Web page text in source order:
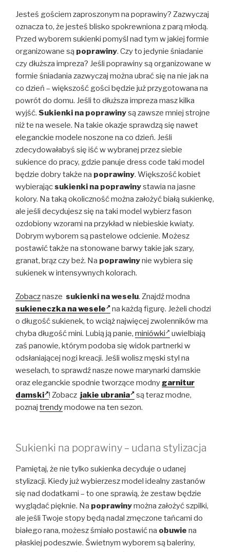
Jesteś gościem zaproszonym na poprawiny? Zazwyczaj
oznacza to, że jesteś blisko spokrewniona z parą młodą.
Przed wyborem sukienki pomyśl nad tym w jakiej formie
organizowane są poprawiny. Czy to jedynie śniadanie
czy dłuższa impreza? Jeśli poprawiny są organizowane w
formie śniadania zazwyczaj można ubrać się na nie jak na
co dzień – większość gości będzie już przygotowana na
powrót do domu. Jeśli to dłuższa impreza masz kilka
wyjść. Sukienki na poprawinysą zawsze mniej strojne
niż te na wesele. Na takie okazje sprawdzą się nawet
eleganckie modele noszone na co dzień. Jeśli
zdecydowałabyś się iść w wybranej przez siebie
sukience do pracy, gdzie panuje dress code taki model
będzie dobry także na poprawiny. Większość kobiet
wybierającsukienki na poprawinystawia na jasne
kolory. Na taką okoliczność można założyć białą sukienkę,
ale jeśli decydujesz się na taki model wybierz fason
ozdobiony wzorami na przykład w niebieskie kwiaty.
Dobrym wyborem są pastelowe odcienie. Możesz
postawić także na stonowane barwy takie jak szary,
granat, brąz czy beż. Na poprawinynie wybiera się
sukienek w intensywnych kolorach.
Zobacznasze sukienki na weselu. Znajdź modna
sukieneczka na wesele
na każdą figurę. Jeżeli chodzi
o długość sukienek, to wciąż najwięcej zwolenników ma
chyba długość mini. Lubią ją panie, miniówki
uwielbiają
zaś panowie, którym podoba się widok partnerki w
odsłaniającej nogi kreacji. Jeśli wolisz męski styl na
weselach, to sprawdź nasze nowe marynarki damskie
oraz eleganckie spodnie tworzące modnygarnitur
damski ! Zobacz jakie ubrania
są teraz modne,
poznaj trendymodowe na ten sezon.
Sukienki na poprawiny – udana stylizacja
Pamiętaj, że nie tylko sukienka decyduje o udanej
stylizacji. Kiedy już wybierzesz model idealny zastanów
się nad dodatkami – to one sprawią, że zestaw będzie
wyglądać pięknie. Na poprawinymożna założyć szpilki,
ale jeśli Twoje stopy będą nadal zmęczone tańcami do
białego rana, możesz śmiało postawić na obuwie na
płaskiej podeszwie. Świetnym wyborem są baleriny,